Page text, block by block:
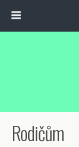
Rodičům